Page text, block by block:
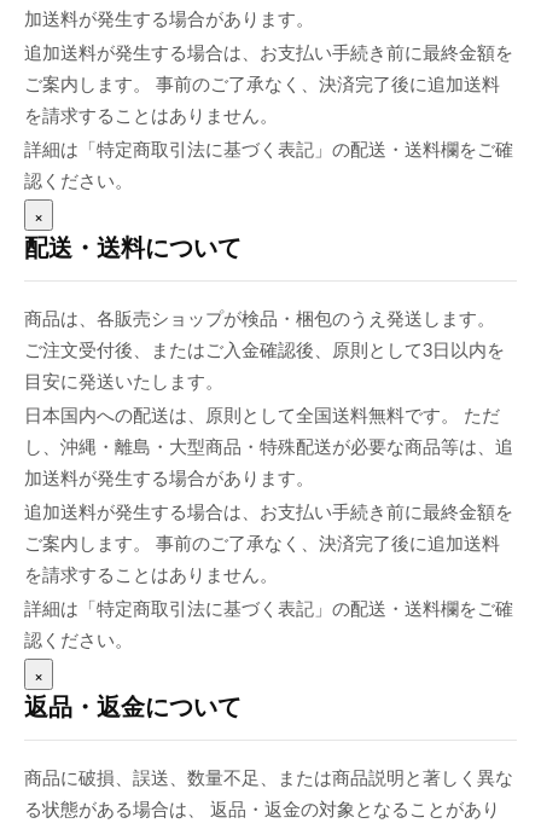
加送料が発生する場合があります。
追加送料が発生する場合は、お支払い手続き前に最終金額を
ご案内します。 事前のご了承なく、決済完了後に追加送料
を請求することはありません。
詳細は「特定商取引法に基づく表記」の配送・送料欄をご確
認ください。
×
配送・送料について
商品は、各販売ショップが検品・梱包のうえ発送します。
ご注文受付後、またはご入金確認後、原則として3日以内を
目安に発送いたします。
日本国内への配送は、原則として全国送料無料です。 ただ
し、沖縄・離島・大型商品・特殊配送が必要な商品等は、追
加送料が発生する場合があります。
追加送料が発生する場合は、お支払い手続き前に最終金額を
ご案内します。 事前のご了承なく、決済完了後に追加送料
を請求することはありません。
詳細は「特定商取引法に基づく表記」の配送・送料欄をご確
認ください。
×
返品・返金について
商品に破損、誤送、数量不足、または商品説明と著しく異な
る状態がある場合は、 返品・返金の対象となることがあり